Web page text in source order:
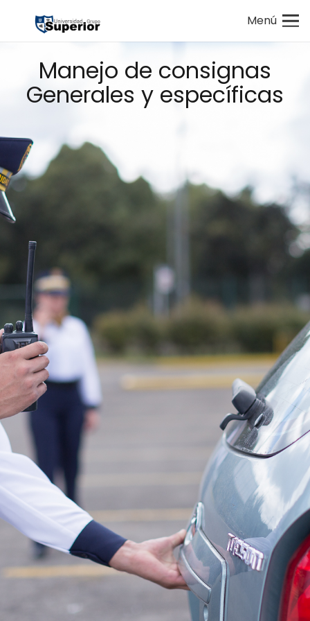
Menú
Manejo de consignas
Generales y específicas